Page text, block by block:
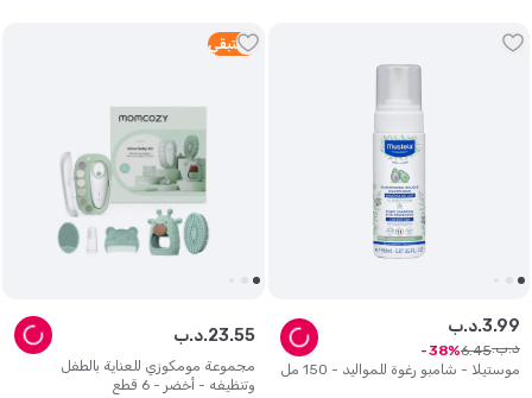
موستيلا - شامبو رغوة للمواليد - 150 مل
د.ب.3.99
د.ب. 6.45
38
2 متبقي
مجموعة مومكوزي للعناية بالطفل
وتنظيفه - أخضر - 6 قطع
د.ب.23.55